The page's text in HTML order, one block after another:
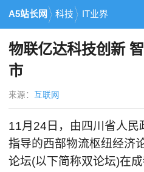
A5站长网 科技 IT业界
物联亿达科技创新
市
来源： 互联网
11月24日，由四川省人民
指导的西部物流枢纽经济
论坛(以下简称双论坛)在